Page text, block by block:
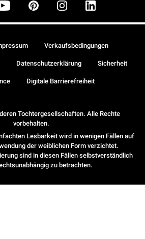
Tochtergesellschaften. Alle Rechte
vorbehalten.
Lesbarkeit wird in wenigen Fällen auf
der weiblichen Form verzichtet.
sind in diesen Fällen selbstverständlich
zu betrachten.
Verkaufsbedingungen
Datenschutzerklärung Sicherheit
Digitale Barrierefreiheit